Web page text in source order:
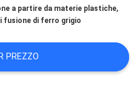
a partire da materie plastiche,
fusione di ferro grigio
PREZZO